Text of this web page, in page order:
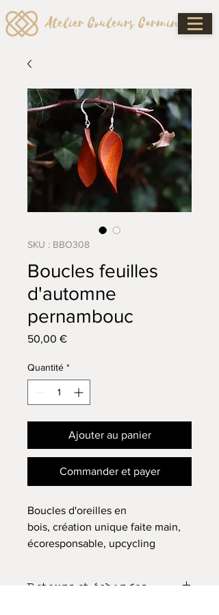
Atelier Couleurs Carmin
SKU : BBO308
Boucles feuilles
d'automne
pernambouc
50,00 €Prix
Quantité *
Ajouter au panier
Commander et payer
Boucles d'oreilles en
bois, création unique faite main,
écoresponsable, upcycling
Retours et échanges